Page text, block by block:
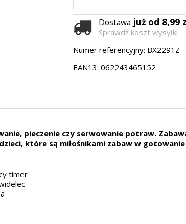
Dostawa już od 8,99
Sprawdź koszt wysyłki
Numer referencyjny: BX2291Z
EAN13: 062243465152
pieczenie czy serwowanie potraw.
które są miłośnikami zabaw w
timer